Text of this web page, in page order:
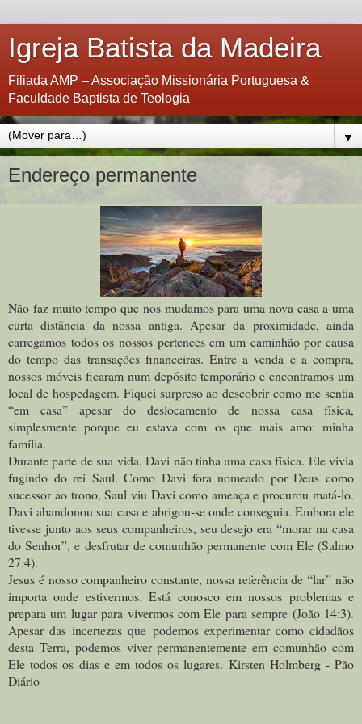
Igreja Batista da Madeira
Filiada AMP – Associação Missionária Portuguesa &
Faculdade Baptista de Teologia
▼
Endereço permanente
Não faz muito tempo que nos mudamos para uma nova casa a uma
curta distância da nossa antiga. Apesar da proximidade, ainda
carregamos todos os nossos pertences em um caminhão por causa
do tempo das transações financeiras. Entre a venda e a compra,
nossos móveis ficaram num depósito temporário e encontramos um
local de hospedagem. Fiquei surpreso ao descobrir como me sentia
“em casa” apesar do deslocamento de nossa casa física,
simplesmente porque eu estava com os que mais amo: minha
família.
Durante parte de sua vida, Davi não tinha uma casa física. Ele vivia
fugindo do rei Saul. Como Davi fora nomeado por Deus como
sucessor ao trono, Saul viu Davi como ameaça e procurou matá-lo.
Davi abandonou sua casa e abrigou-se onde conseguia. Embora ele
tivesse junto aos seus companheiros, seu desejo era “morar na casa
do Senhor”, e desfrutar de comunhão permanente com Ele (Salmo
27:4).
Jesus é nosso companheiro constante, nossa referência de “lar” não
importa onde estivermos. Está conosco em nossos problemas e
prepara um lugar para vivermos com Ele para sempre (João 14:3).
Apesar das incertezas que podemos experimentar como cidadãos
desta Terra, podemos viver permanentemente em comunhão com
Ele todos os dias e em todos os lugares. Kirsten Holmberg - Pão
Diário